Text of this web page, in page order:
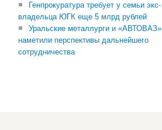
Генпрокуратура требует у семьи экс-
владельца ЮГК еще 5 млрд рублей
Уральские металлурги и «АВТОВАЗ»
наметили перспективы дальнейшего
сотрудничества